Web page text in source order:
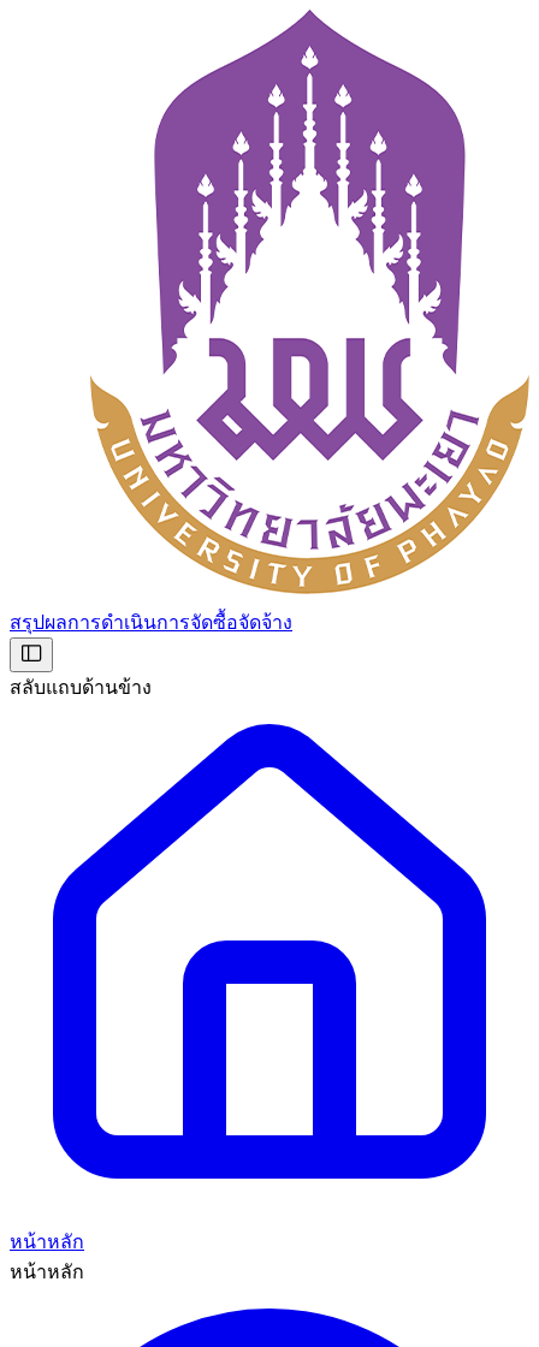
สรุปผลการดำเนินการจัดซื้อจัดจ้าง
สลับแถบด้านข้าง
หน้าหลัก
หน้าหลัก